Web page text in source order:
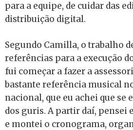
para a equipe, de cuidar das
distribuição digital.
Segundo Camilla, o trabalho
referências para a execução
fui começar a fazer a
bastante referência musical
nacional, que eu achei que se
dos guris. A partir daí, pensei
e montei o cronograma,